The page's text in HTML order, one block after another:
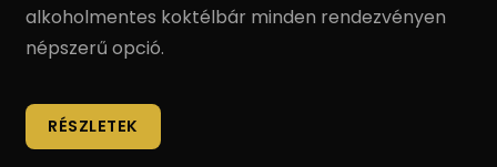
alkoholmentes koktélbár minden rendezvényen
népszerű opció.
RÉSZLETEK